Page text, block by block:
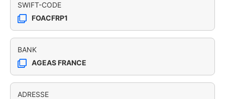
SWIFT-CODE
FOACFRP1
BANK
AGEAS FRANCE
ADRESSE